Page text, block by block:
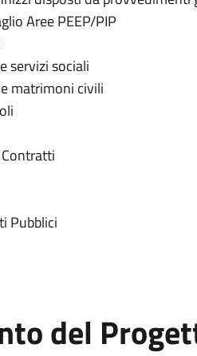
Aree PEEP/PIP
servizi sociali
matrimoni civili
Pubblici
del